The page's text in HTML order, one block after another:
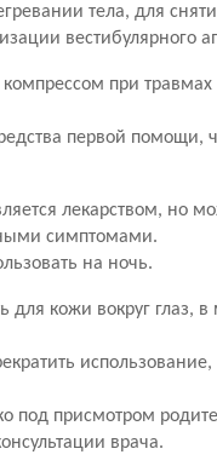
тела, для
вестибулярного
при
первой
лекарством, но
симптомами.
на ночь.
для кожи вокруг глаз,
под присмотром
врача.